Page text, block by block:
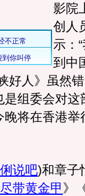
影院
创人
示：
到中
好人》虽然
组委会对这
将在香港
说吧)和章子
带黄金甲 》